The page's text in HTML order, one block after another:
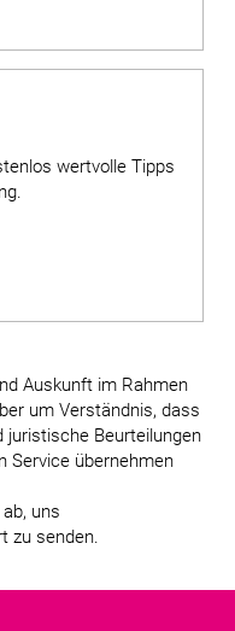
wertvolle Tipps
Auskunft im Rahmen
um Verständnis, dass
juristische Beurteilungen
Service übernehmen
uns
zu senden.